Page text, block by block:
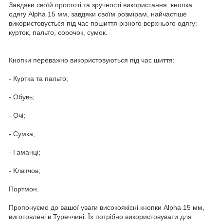
Завдяки своїй простоті та зручності використання. кнопка
одягу Alpha 15 мм, завдяки своїм розмірам, найчастіше
використовується під час пошиття різного верхнього одягу:
курток, пальто, сорочок, сумок.
Кнопки переважно використовуються під час шиття:
- Куртка та пальто;
- Обувь;
- Очі;
- Сумка;
- Гаманці;
- Клатчов;
Портмон.
Пропонуємо до вашої уваги високоякісні кнопки Alpha 15 мм,
виготовлені в Туреччині. Їх потрібно використовувати для